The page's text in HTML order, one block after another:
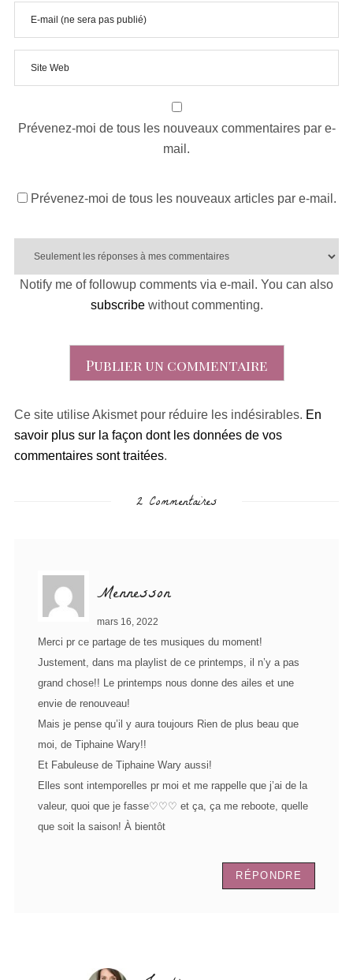
Prévenez-moi de tous les nouveaux commentaires par e-
mail.
Prévenez-moi de tous les nouveaux articles par e-mail.
Notify me of followup comments via e-mail. You can also
subscribewithout commenting.
Ce site utilise Akismet pour réduire les indésirables. En
savoir plus sur la façon dont les données de vos
commentaires sont traitées.
2 Commentaires
Mennesson
mars 16, 2022
Merci pr ce partage de tes musiques du moment!
Justement, dans ma playlist de ce printemps, il n’y a pas
grand chose!! Le printemps nous donne des ailes et une
envie de renouveau!
Mais je pense qu’il y aura toujours Rien de plus beau que
moi, de Tiphaine Wary!!
Et Fabuleuse de Tiphaine Wary aussi!
Elles sont intemporelles pr moi et me rappelle que j’ai de la
valeur, quoi que je fasse♡♡♡ et ça, ça me reboote, quelle
que soit la saison! À bientôt
RÉPONDRE